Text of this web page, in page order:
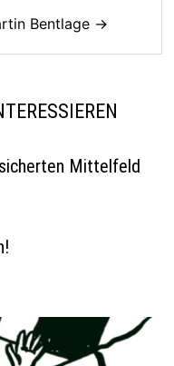
Bentlage →
Mittelfeld